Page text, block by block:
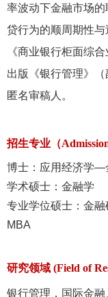
率波动下金融市场
贷行为的顺周期性
《商业银行柜面综
出版《银行管理》
匿名审稿人。
招生专业（
博士：应用经济学—
学术硕士：金融学
专业学位硕士：金
MBA
研究领域 (Field of
银行管理，国际金